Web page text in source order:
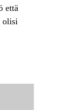
että
olisi